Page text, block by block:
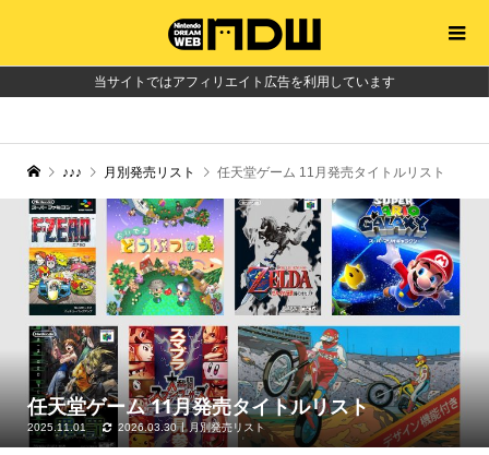
当サイトではアフィリエイト広告を利用しています
♪♪♪ 月別発売リスト 任天堂ゲーム 11月発売タイトルリスト
任天堂ゲーム 11月発売タイトルリスト
2025.11.01 2026.03.30 月別発売リスト